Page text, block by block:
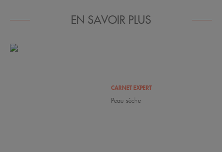
EN SAVOIR PLUS
CARNET EXPERT
Peau sèche